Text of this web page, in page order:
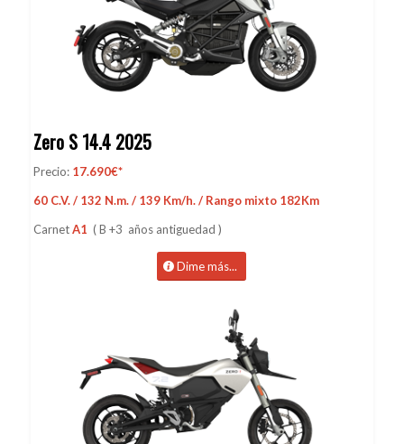
Zero S 14.4 2025
Precio: 17.690€*
60 C.V. / 132 N.m. / 139 Km/h. / Rango mixto 182Km
CarnetA1 ( B +3 años antiguedad )
Dime más...